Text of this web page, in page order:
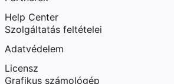
Help Center
Szolgáltatás feltételei
Adatvédelem
Licensz
Grafikus számológép